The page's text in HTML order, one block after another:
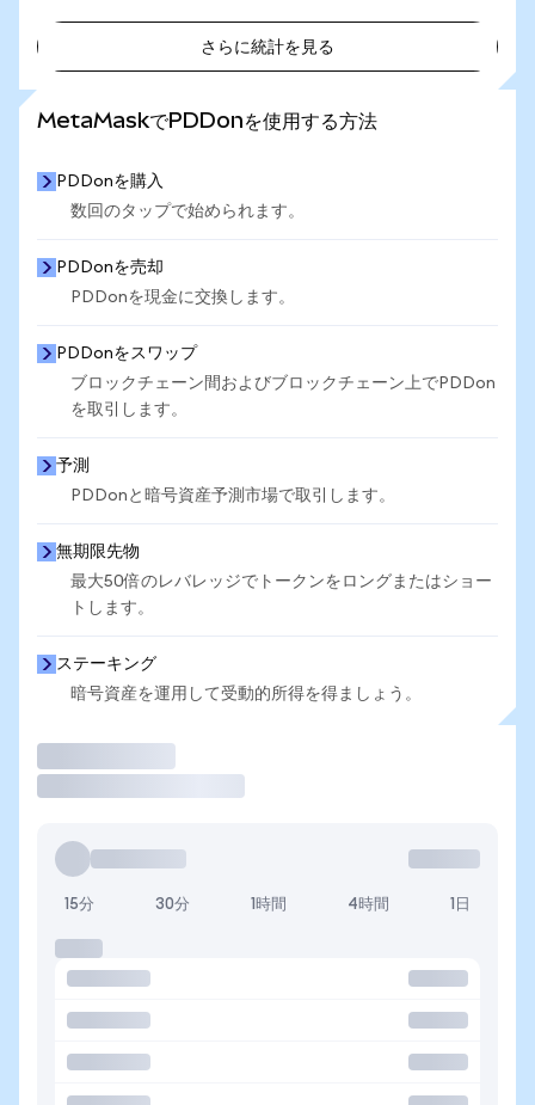
さらに統計を見る
MetaMaskでPDDonを使用する方法
PDDonを購入
数回のタップで始められます。
PDDonを売却
PDDonを現金に交換します。
PDDonをスワップ
ブロックチェーン間およびブロックチェーン上でPDDon
を取引します。
予測
PDDonと暗号資産予測市場で取引します。
無期限先物
最大50倍のレバレッジでトークンをロングまたはショー
トします。
ステーキング
暗号資産を運用して受動的所得を得ましょう。
15分 30分 1時間 4時間 1日